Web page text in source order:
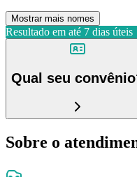
Mostrar mais nomes
Resultado em até 7 dias úteis
Qual seu
Sobre o